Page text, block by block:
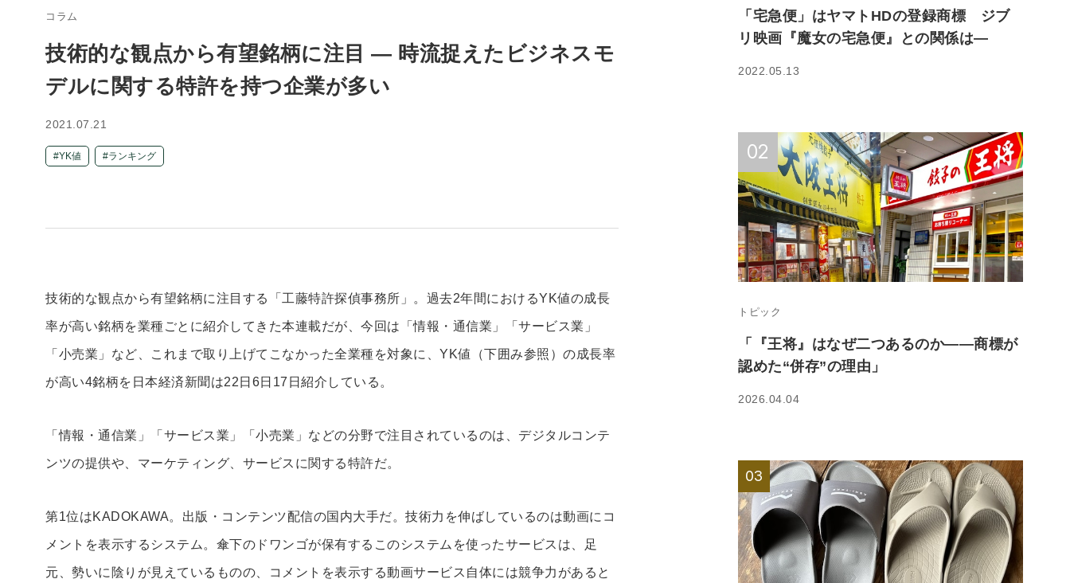
コラム
技術的な観点から有望銘柄に注目 — 時流捉えたビジネスモ
デルに関する特許を持つ企業が多い
2021.07.21
YK値 ランキング
技術的な観点から有望銘柄に注目する「工藤特許探偵事務所」。過去2年間におけるYK値の成長
率が高い銘柄を業種ごとに紹介してきた本連載だが、今回は「情報・通信業」「サービス業」
「小売業」など、これまで取り上げてこなかった全業種を対象に、YK値（下囲み参照）の成長率
が高い4銘柄を日本経済新聞は22日6日17日紹介している。
「情報・通信業」「サービス業」「小売業」などの分野で注目されているのは、デジタルコンテ
ンツの提供や、マーケティング、サービスに関する特許だ。
第1位はKADOKAWA。出版・コンテンツ配信の国内大手だ。技術力を伸ばしているのは動画にコ
メントを表示するシステム。傘下のドワンゴが保有するこのシステムを使ったサービスは、足
元、勢いに陰りが見えているものの、コメントを表示する動画サービス自体には競争力があると
「宅急便」はヤマトHDの登録商標 ジブ
リ映画『魔女の宅急便』との関係は—
2022.05.13
トピック
「『王将』はなぜ二つあるのか――商標が
認めた“併存”の理由」
2026.04.04